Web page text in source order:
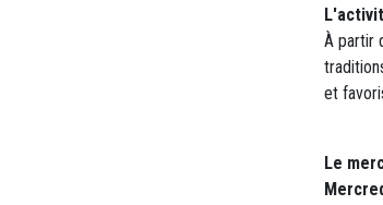
M12 -
À partir
et
Le